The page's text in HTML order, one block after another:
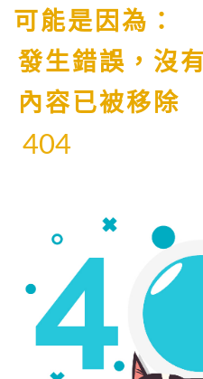
可能是因為：
發生錯誤，沒
內容已被移除
404